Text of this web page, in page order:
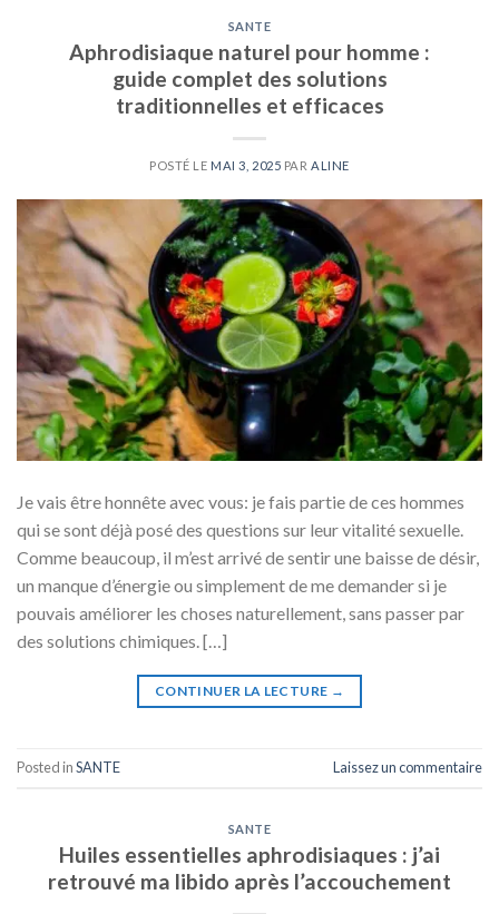
SANTE
Aphrodisiaque naturel pour homme :
guide complet des solutions
traditionnelles et efficaces
POSTÉ LE MAI 3, 2025 PARALINE
Je vais être honnête avec vous: je fais partie de ces hommes
qui se sont déjà posé des questions sur leur vitalité sexuelle.
Comme beaucoup, il m’est arrivé de sentir une baisse de désir,
un manque d’énergie ou simplement de me demander si je
pouvais améliorer les choses naturellement, sans passer par
des solutions chimiques. […]
CONTINUER LA LECTURE →
Posted inSANTE Laissez un commentaire
SANTE
Huiles essentielles aphrodisiaques : j’ai
retrouvé ma libido après l’accouchement